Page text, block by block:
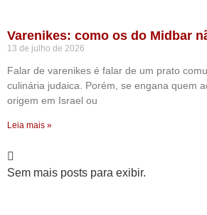
Varenikes: como os do Midbar
13 de julho de 2026
Falar de varenikes é falar de um prato
culinária judaica. Porém, se engana quem
origem em Israel ou
Leia mais »
Sem mais posts para exibir.